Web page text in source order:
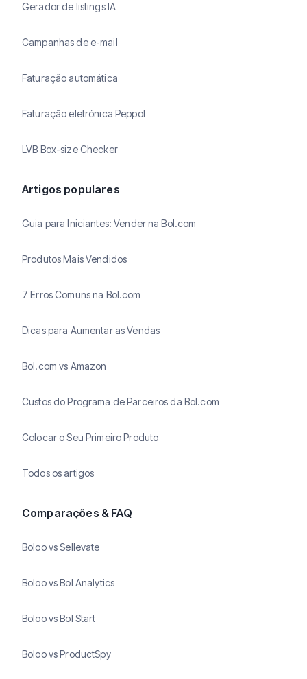
Gerador de listings IA
Campanhas de e-mail
Faturação automática
Faturação eletrónica Peppol
LVB Box-size Checker
Artigos populares
Guia para Iniciantes: Vender na Bol.com
Produtos Mais Vendidos
7 Erros Comuns na Bol.com
Dicas para Aumentar as Vendas
Bol.com vs Amazon
Custos do Programa de Parceiros da Bol.com
Colocar o Seu Primeiro Produto
Todos os artigos
Comparações & FAQ
Boloo vs Sellevate
Boloo vs Bol Analytics
Boloo vs Bol Start
Boloo vs ProductSpy